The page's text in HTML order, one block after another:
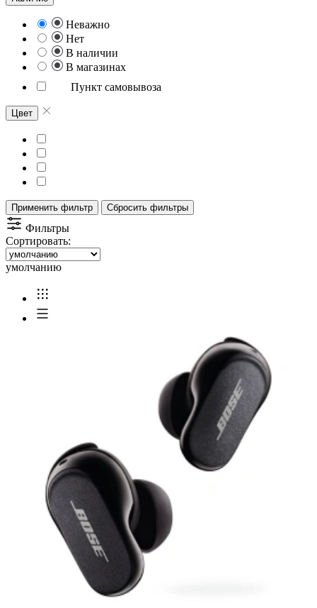
Неважно
Нет
В наличии
В магазинах
Пункт самовывоза
Цвет
Применить фильтр Сбросить фильтры
Фильтры
Сортировать:
умолчанию